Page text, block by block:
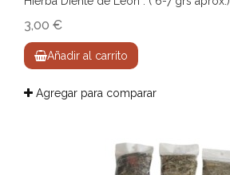
3,00 €
Añadir al carrito
Agregar para comparar